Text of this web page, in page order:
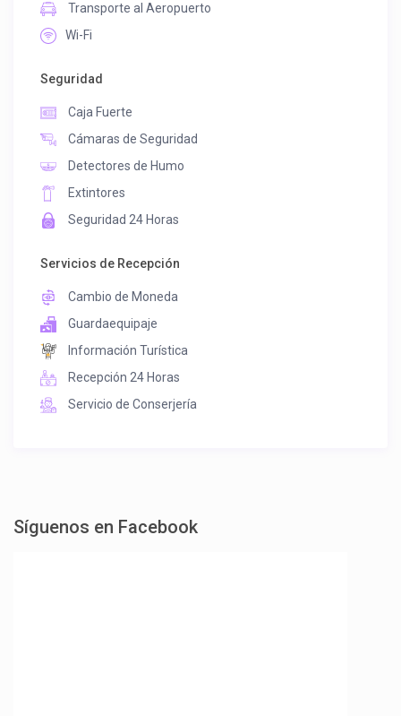
Transporte al Aeropuerto
Wi-Fi
Seguridad
Caja Fuerte
Cámaras de Seguridad
Detectores de Humo
Extintores
Seguridad 24 Horas
Servicios de Recepción
Cambio de Moneda
Guardaequipaje
Información Turística
Recepción 24 Horas
Servicio de Conserjería
Síguenos en Facebook